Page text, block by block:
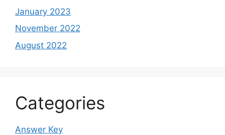
January 2023
November 2022
August 2022
Categories
Answer Key